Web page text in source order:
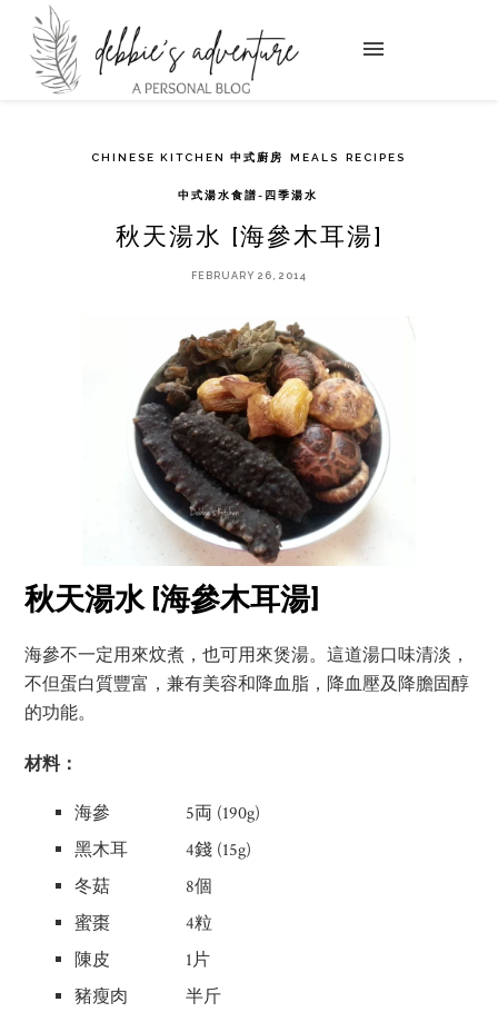
CHINESE KITCHEN 中式廚房 MEALS RECIPES
中式湯水食譜-四季湯水
秋天湯水 [海參木耳湯]
FEBRUARY 26, 2014
秋天湯水 [海參木耳湯]
海參不一定用來炆煮，也可用來煲湯。這道湯口味清淡，
不但蛋白質豐富，兼有美容和降血脂，降血壓及降膽固醇
的功能。
材料：
海參 5両 (190g)
黑木耳 4錢 (15g)
冬菇 8個
蜜棗 4粒
陳皮 1片
豬瘦肉 半斤